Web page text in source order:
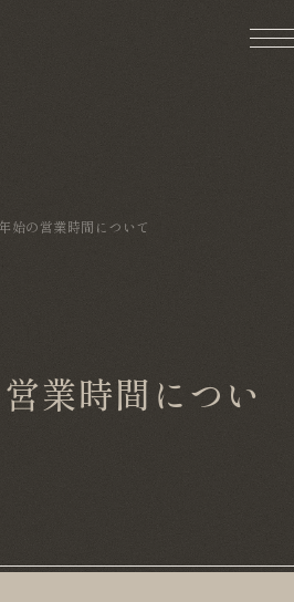
始の営業時間について
業時間につい